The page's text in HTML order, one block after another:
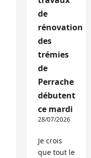
de
rénovation
des
trémies
de
Perrache
débutent
ce mardi
28/07/2026
Je crois
que tout le